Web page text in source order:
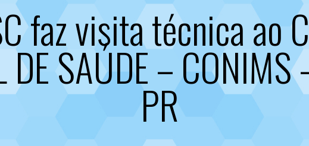
faz visita técnica ao
SAÚDE – CONIMS
PR